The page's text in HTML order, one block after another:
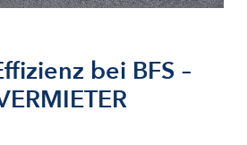
bei BFS –